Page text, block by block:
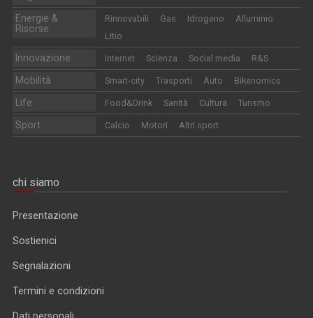
Energie &
Risorse
Rinnovabili Gas Idrogeno
Alluminio
Litio
Innovazione Internet Scienza Social media R&S
Mobilità Smart-city Trasporti Auto Bikenomics
Life Food&Drink Sanità Cultura Turismo
Sport Calcio Motori Altri sport
chi siamo
Presentazione
Sostienici
Segnalazioni
Termini e condizioni